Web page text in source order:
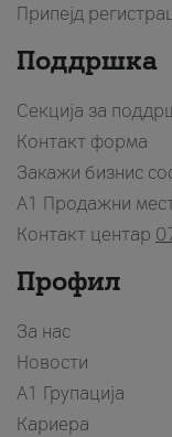
Припејд
Поддршка
Секција за
Контакт форма
Закажи бизнис
A1 Продажни
Контакт центар
Профил
За нас
Новости
А1 Групација
Кариера